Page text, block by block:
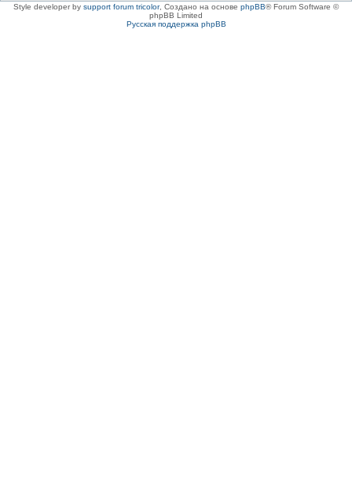
Style developer by support forum tricolor, Создано на основе phpBB® Forum Software ©
phpBB Limited
Русская поддержка phpBB